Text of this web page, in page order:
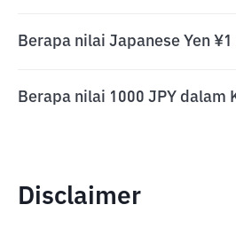
Berapa nilai Japanese Yen
Berapa nilai 1000 JPY dalam
Disclaimer